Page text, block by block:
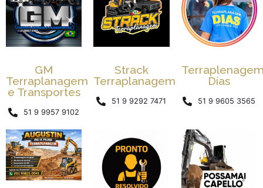
GM
Terraplanagem
e Transportes
51 9 9957 9102
Strack
Terraplanagem
51 9 9292 7471
Días
51 9 9605 3565